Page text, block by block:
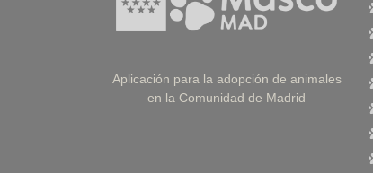
Aplicación para la adopción de animales
en la Comunidad de Madrid